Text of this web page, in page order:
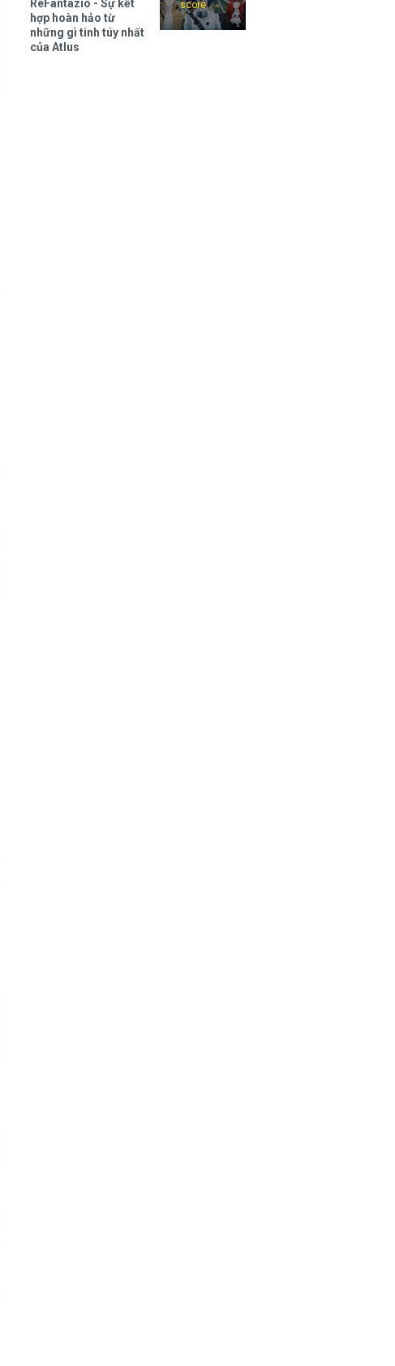
score
ReFantazio - Sự kết
hợp hoàn hảo từ
những gì tinh túy nhất
của Atlus